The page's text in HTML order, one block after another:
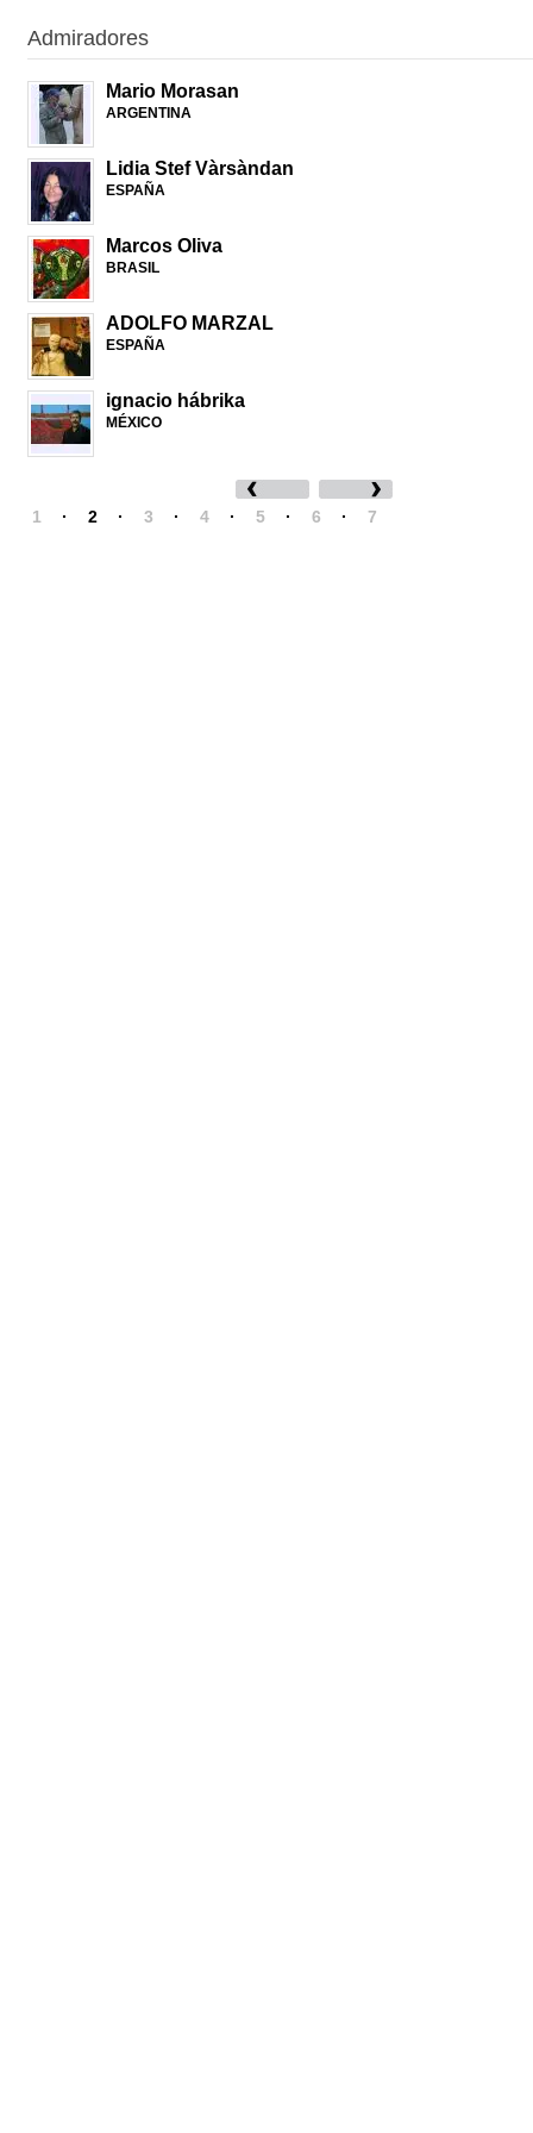
Admiradores
Mario Morasan
ARGENTINA
Lidia Stef Vàrsàndan
ESPAÑA
Marcos Oliva
BRASIL
ADOLFO MARZAL
ESPAÑA
ignacio hábrika
MÉXICO
1 · 2 · 3 · 4 · 5 · 6 · 7